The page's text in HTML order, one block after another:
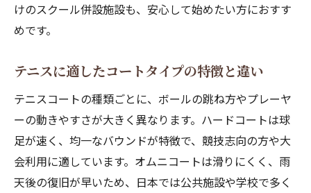
けのスクール併設施設も、安心して始めたい方におすす
めです。
テニスに適したコートタイプの特徴と違い
テニスコートの種類ごとに、ボールの跳ね方やプレーヤ
ーの動きやすさが大きく異なります。ハードコートは球
足が速く、均一なバウンドが特徴で、競技志向の方や大
会利用に適しています。オムニコートは滑りにくく、雨
天後の復旧が早いため、日本では公共施設や学校で多く